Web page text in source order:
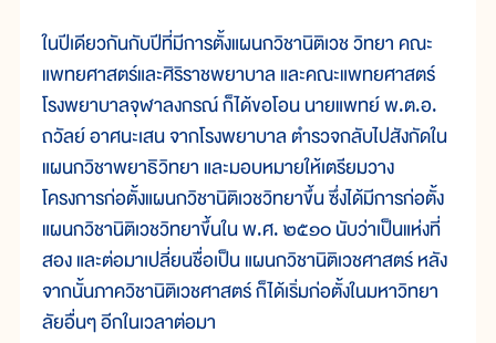
ในปีเดียวกันกับปีที่มีการตั้งแผนกวิชานิติเวช วิทยา คณะ
แพทยศาสตร์และศิริราชพยาบาล และคณะแพทยศาสตร์
โรงพยาบาลจุฬาลงกรณ์ ก็ได้ขอโอน นายแพทย์ พ.ต.อ.
ถวัลย์ อาศนะเสน จากโรงพยาบาล ตำรวจกลับไปสังกัดใน
แผนกวิชาพยาธิวิทยา และมอบหมายให้เตรียมวาง
โครงการก่อตั้งแผนกวิชานิติเวชวิทยาขึ้น ซึ่งได้มีการก่อตั้ง
แผนกวิชานิติเวชวิทยาขึ้นใน พ.ศ. ๒๕๑๐ นับว่าเป็นแห่งที่
สอง และต่อมาเปลี่ยนชื่อเป็น แผนกวิชานิติเวชศาสตร์ หลัง
จากนั้นภาควิชานิติเวชศาสตร์ ก็ได้เริ่มก่อตั้งในมหาวิทยา
ลัยอื่นๆ อีกในเวลาต่อมา